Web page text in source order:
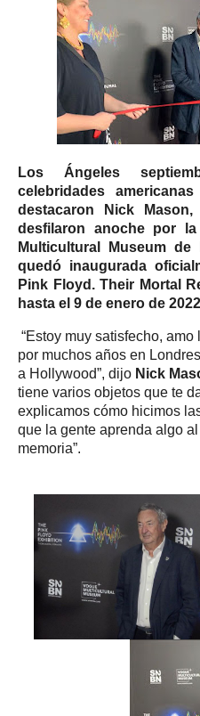
Los Ángeles
celebridades
destacaron
Nick Mason,
desfilaron anoche por
Multicultural Museum de
quedó inaugurada
Pink Floyd. Their Mortal
hasta el 9 de enero de
“Estoy muy satisfecho,
por muchos años en
a Hollywood”, dijo Nick
tiene varios objetos que te
explicamos cómo hicimos
que la gente aprenda algo
memoria”.